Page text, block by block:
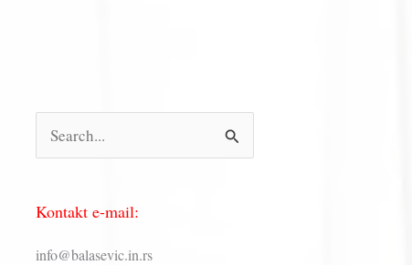
р
т
Kontakt e-mail:
info@balasevic.in.rs